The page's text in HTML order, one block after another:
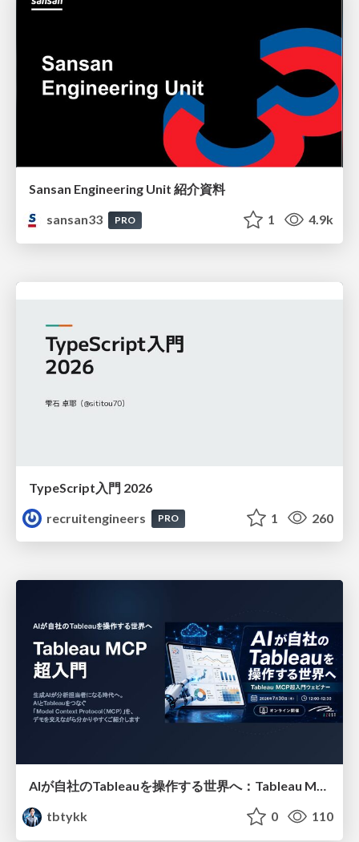
Sansan Engineering Unit 紹介資料
sansan33
PRO 1 4.9k
TypeScript入門 2026
recruitengineers
PRO 1 260
AIが自社のTableauを操作する世界へ：Tableau MCP超入門
tbtykk
0 110